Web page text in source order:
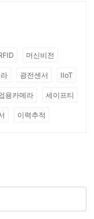
머신비전
광전센서 IIoT
용카메라 세이프티
이력추적